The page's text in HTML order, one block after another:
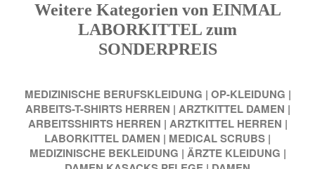
Weitere Kategorien von EINMAL
LABORKITTEL zum
SONDERPREIS
MEDIZINISCHE BERUFSKLEIDUNG | OP-KLEIDUNG |
ARBEITS-T-SHIRTS HERREN | ARZTKITTEL DAMEN |
ARBEITSSHIRTS HERREN | ARZTKITTEL HERREN |
LABORKITTEL DAMEN | MEDICAL SCRUBS |
MEDIZINISCHE BEKLEIDUNG | ÄRZTE KLEIDUNG |